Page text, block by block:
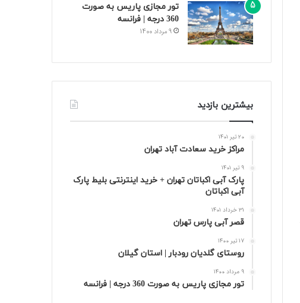
تور مجازی پاریس به صورت
360 درجه | فرانسه
9 مرداد 1400
بیشترین بازدید
20 تیر 1401
مراکز خرید سعادت‌ آباد تهران
9 تیر 1401
پارک آبی اکباتان تهران + خرید اینترنتی بلیط پارک
آبی اکباتان
31 خرداد 1401
قصر آبی پارس تهران
17 تیر 1400
روستای گلدیان رودبار | استان گیلان
9 مرداد 1400
تور مجازی پاریس به صورت 360 درجه | فرانسه